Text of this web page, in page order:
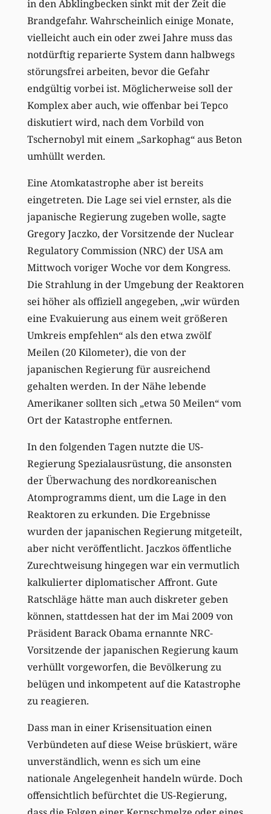
in den Abklingbecken sinkt mit der Zeit die
Brandgefahr. Wahrscheinlich einige Monate,
vielleicht auch ein oder zwei Jahre muss das
notdürftig reparierte System dann halbwegs
störungsfrei arbeiten, bevor die Gefahr
endgültig vorbei ist. Möglicherweise soll der
Komplex aber auch, wie offenbar bei Tepco
diskutiert wird, nach dem Vorbild von
Tschernobyl mit einem „Sarkophag“ aus Beton
umhüllt werden.
Eine Atomkatastrophe aber ist bereits
eingetreten. Die Lage sei viel ernster, als die
japanische Regierung zugeben wolle, sagte
Gregory Jaczko, der Vorsitzende der Nuclear
Regulatory Commission (NRC) der USA am
Mittwoch voriger Woche vor dem Kongress.
Die Strahlung in der Umgebung der Reaktoren
sei höher als offiziell angegeben, „wir würden
eine Evakuierung aus einem weit größeren
Umkreis empfehlen“ als den etwa zwölf
Meilen (20 Kilometer), die von der
japanischen Regierung für ausreichend
gehalten werden. In der Nähe lebende
Amerikaner sollten sich „etwa 50 Meilen“ vom
Ort der Katastrophe entfernen.
In den folgenden Tagen nutzte die US-
Regierung Spezialausrüstung, die ansonsten
der Überwachung des nordkoreanischen
Atomprogramms dient, um die Lage in den
Reaktoren zu erkunden. Die Ergebnisse
wurden der japanischen Regierung mitgeteilt,
aber nicht veröffentlicht. Jaczkos öffentliche
Zurechtweisung hingegen war ein vermutlich
kalkulierter diplomatischer Affront. Gute
Ratschläge hätte man auch diskreter geben
können, stattdessen hat der im Mai 2009 von
Präsident Barack Obama ernannte NRC-
Vorsitzende der japanischen Regierung kaum
verhüllt vorgeworfen, die Bevölkerung zu
belügen und inkompetent auf die Katastrophe
zu reagieren.
Dass man in einer Krisensituation einen
Verbündeten auf diese Weise brüskiert, wäre
unverständlich, wenn es sich um eine
nationale Angelegenheit handeln würde. Doch
offensichtlich befürchtet die US-Regierung,